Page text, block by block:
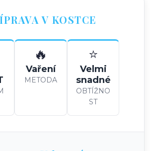
V KOSTCE
🔥
Vaření
METODA
⭐
Velmi
snadné
OBTÍŽNO
ST